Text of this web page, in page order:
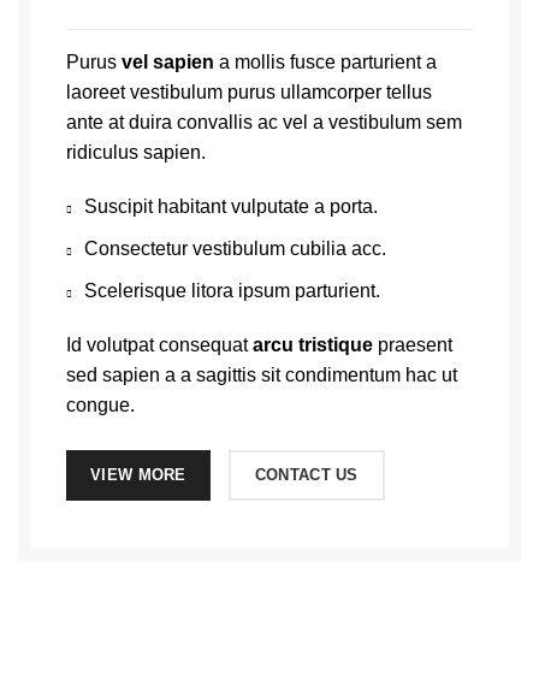
Purus vel sapien a mollis fusce parturient a
laoreet vestibulum purus ullamcorper tellus
ante at duira convallis ac vel a vestibulum sem
ridiculus sapien.
Suscipit habitant vulputate a porta.
Consectetur vestibulum cubilia acc.
Scelerisque litora ipsum parturient.
Id volutpat consequatarcu tristique praesent
sed sapien a a sagittis sit condimentum hac ut
congue.
VIEW MORE CONTACT US